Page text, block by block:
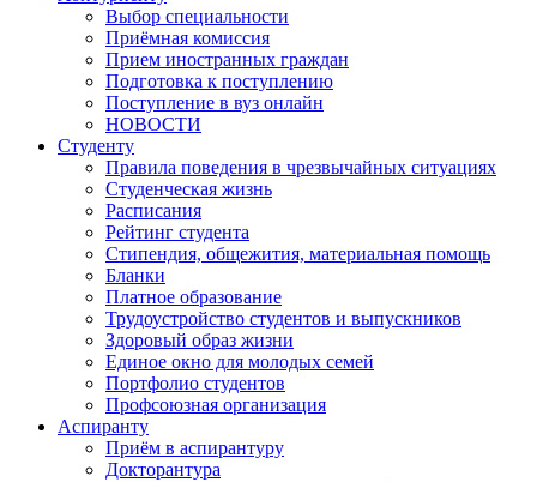
Выбор специальности
Приёмная комиссия
Прием иностранных граждан
Подготовка к поступлению
Поступление в вуз онлайн
НОВОСТИ
Студенту
Правила поведения в чрезвычайных ситуациях
Студенческая жизнь
Расписания
Рейтинг студента
Стипендия, общежития, материальная помощь
Бланки
Платное образование
Трудоустройство студентов и выпускников
Здоровый образ жизни
Единое окно для молодых семей
Портфолио студентов
Профсоюзная организация
Аспиранту
Приём в аспирантуру
Докторантура